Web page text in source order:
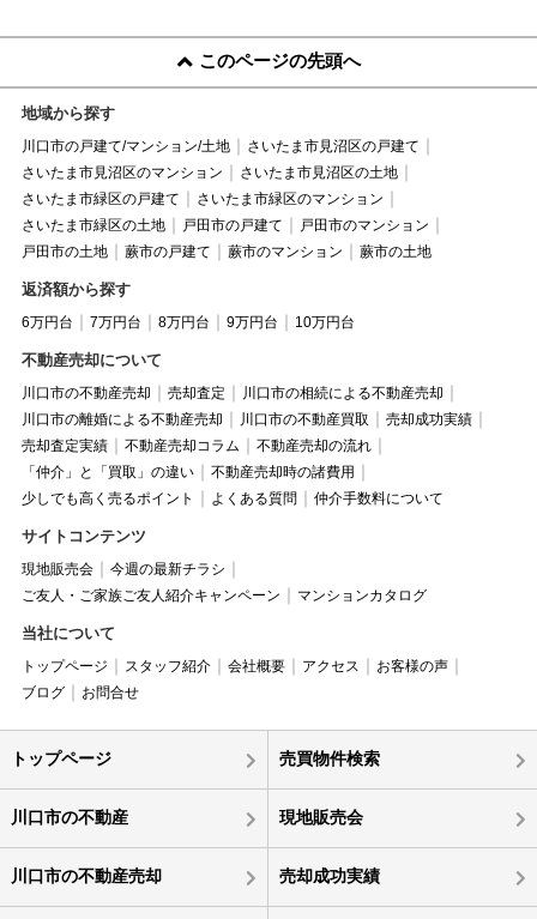
このページの先頭へ
地域から探す
川口市の戸建て/マンション/土地
さいたま市見沼区の戸建て
さいたま市見沼区のマンション
さいたま市見沼区の土地
さいたま市緑区の戸建て
さいたま市緑区のマンション
さいたま市緑区の土地
戸田市の戸建て
戸田市のマンション
戸田市の土地
蕨市の戸建て 蕨市のマンション 蕨市の土地
返済額から探す
6万円台 7万円台 8万円台 9万円台 10万円台
不動産売却について
川口市の不動産売却 売却査定
川口市の相続による不動産売却
川口市の離婚による不動産売却
川口市の不動産買取
売却成功実績
売却査定実績
不動産売却コラム
不動産売却の流れ
「仲介」と「買取」の違い
不動産売却時の諸費用
少しでも高く売るポイント
よくある質問 仲介手数料について
サイトコンテンツ
現地販売会
今週の最新チラシ
ご友人・ご家族ご友人紹介キャンペーン
マンションカタログ
当社について
トップページ スタッフ紹介 会社概要 アクセス
お客様の声
ブログ
お問合せ
トップページ 売買物件検索
川口市の不動産 現地販売会
川口市の不動産売却 売却成功実績